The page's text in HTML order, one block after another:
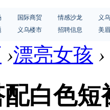
国际商贸 情感沙龙
义
义乌楼市 招聘信息 美
›漂亮女孩 ›
白色短